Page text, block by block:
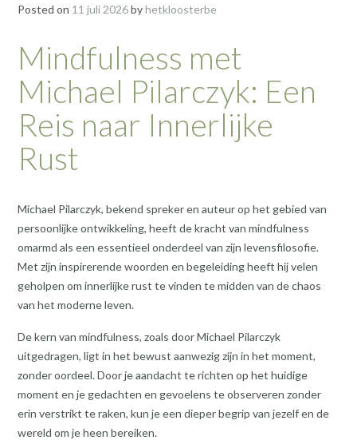
Posted on 11 juli 2026byhetkloosterbe
Mindfulness met
Michael Pilarczyk: Een
Reis naar Innerlijke
Rust
Michael Pilarczyk, bekend spreker en auteur op het gebied van
persoonlijke ontwikkeling, heeft de kracht van mindfulness
omarmd als een essentieel onderdeel van zijn levensfilosofie.
Met zijn inspirerende woorden en begeleiding heeft hij velen
geholpen om innerlijke rust te vinden te midden van de chaos
van het moderne leven.
De kern van mindfulness, zoals door Michael Pilarczyk
uitgedragen, ligt in het bewust aanwezig zijn in het moment,
zonder oordeel. Door je aandacht te richten op het huidige
moment en je gedachten en gevoelens te observeren zonder
erin verstrikt te raken, kun je een dieper begrip van jezelf en de
wereld om je heen bereiken.